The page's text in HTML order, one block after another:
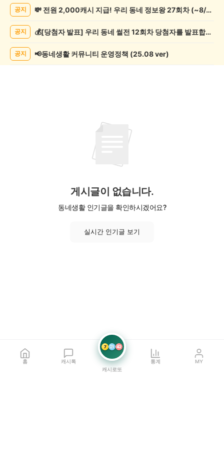
록
공지 💸 전원 2,000캐시 지급! 우리 동네 정보왕 27회차 (~8/10)
공지 💰[당첨자 발표] 우리 동네 썰전 12회차 당첨자를 발표합니다!
공지 📢동네생활 커뮤니티 운영정책 (25.08 ver)
게시글이 없습니다.
동네생활 인기글을 확인하시겠어요?
실시간 인기글 보기
홈 캐시톡
7 21 42
캐시로또
통계 MY